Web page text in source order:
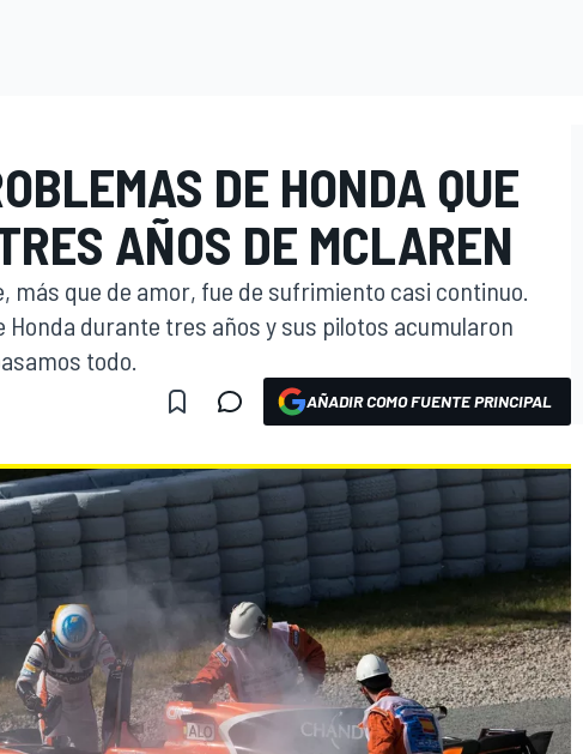
DE HONDA QUE
AÑOS DE MCLAREN
más que de amor, fue de sufrimiento casi continuo.
Honda durante tres años y sus pilotos acumularon
todo.
AÑADIR COMO FUENTE PRINCIPAL